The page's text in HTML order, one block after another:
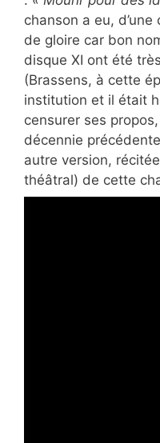
chanson a eu,
de gloire car bon
disque XI ont été
(Brassens, à cette
institution et il était
censurer ses
décennie
autre version,
théâtral) de cette